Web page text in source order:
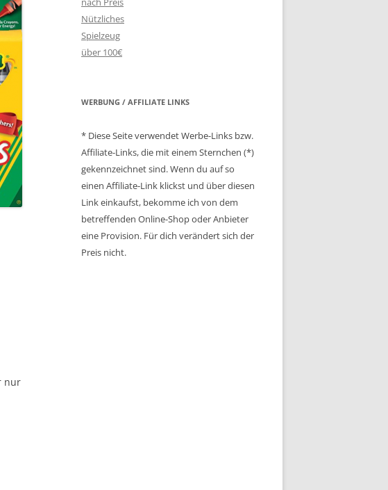
nur
Nützliches
Spielzeug
über 100€
WERBUNG / AFFILIATE LINKS
* Diese Seite verwendet Werbe-Links bzw.
Affiliate-Links, die mit einem Sternchen (*)
gekennzeichnet sind. Wenn du auf so
einen Affiliate-Link klickst und über diesen
Link einkaufst, bekomme ich von dem
betreffenden Online-Shop oder Anbieter
eine Provision. Für dich verändert sich der
Preis nicht.